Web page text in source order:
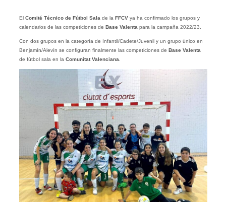
ElComité Técnico de Fútbol Sala de la FFCV ya ha confirmado los grupos y
calendarios de las competiciones de Base Valenta para la campaña 2022/23.
Con dos grupos en la categoría de Infantil/Cadete/Juvenil y un grupo único en
Benjamín/Alevín se configuran finalmente las competiciones de Base Valenta
de fútbol sala en la Comunitat Valenciana